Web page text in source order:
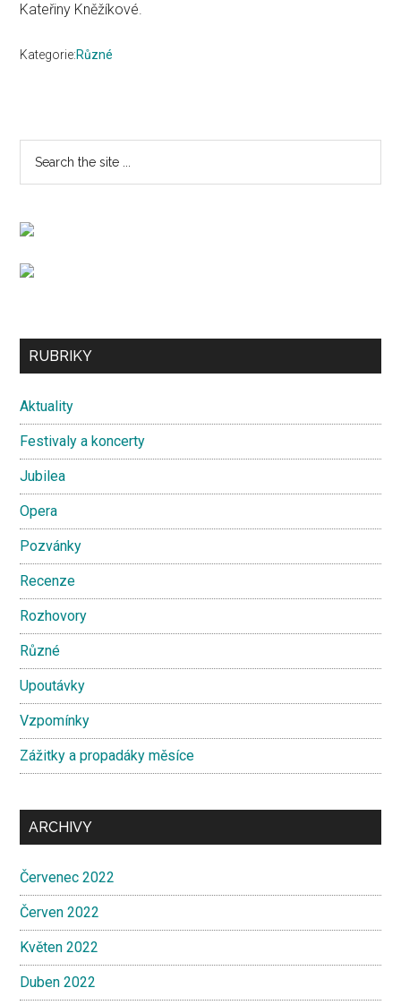
Kateřiny Kněžíkové.
Kategorie:Různé
Primary
Sidebar
...
Secondary
RUBRIKY
Aktuality
Festivaly a koncerty
Jubilea
Opera
Pozvánky
Recenze
Rozhovory
Různé
Upoutávky
Vzpomínky
Zážitky a propadáky měsíce
ARCHIVY
Červenec 2022
Červen 2022
Květen 2022
Duben 2022